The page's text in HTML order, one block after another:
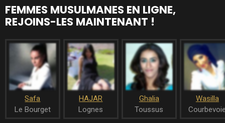
FEMMES MUSULMANES EN LIGNE,
REJOINS-LES MAINTENANT !
Safa
Le Bourget
HAJAR
Lognes
Ghalia
Toussus
Wasilla